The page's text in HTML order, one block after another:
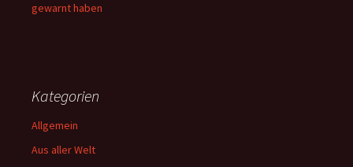
gewarnt haben
Kategorien
Allgemein
Aus aller Welt